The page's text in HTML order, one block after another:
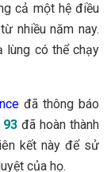
cả một hệ điều
nhiều năm nay.
lùng có thể chạy
đã thông báo
93 đã hoàn thành
kết này để sử
của họ.